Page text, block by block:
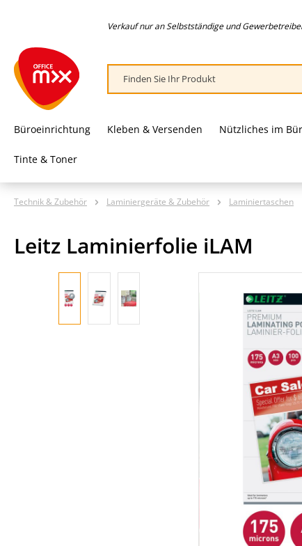
Verkauf nur an Selbstständige und
Büroeinrichtung Kleben & Versenden Nützliches im
Tinte & Toner
Technik & Zubehör Laminiergeräte & Zubehör Laminiertaschen
Leitz Laminierfolie iLAM